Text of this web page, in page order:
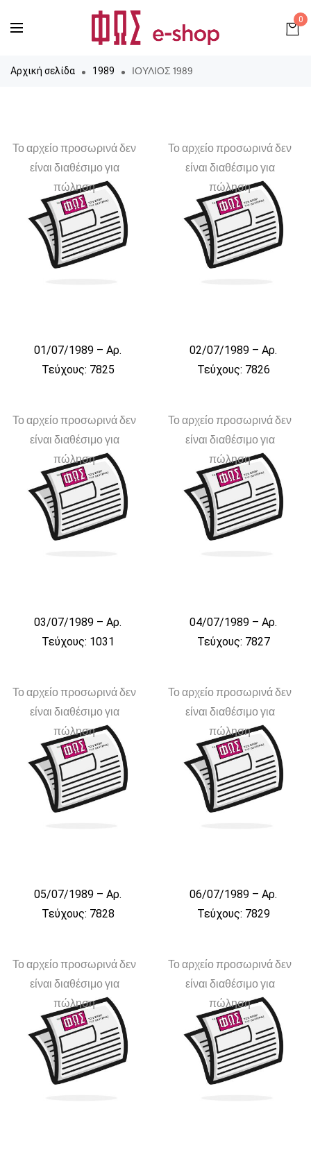
0
Αρχική σελίδα 1989 ΙΟΥΛΙΟΣ 1989
Το αρχείο προσωρινά δεν
είναι διαθέσιμο για
πώληση
01/07/1989 – Αρ.
Τεύχους: 7825
Το αρχείο προσωρινά δεν
είναι διαθέσιμο για
πώληση
02/07/1989 – Αρ.
Τεύχους: 7826
Το αρχείο προσωρινά δεν
είναι διαθέσιμο για
πώληση
03/07/1989 – Αρ.
Τεύχους: 1031
Το αρχείο προσωρινά δεν
είναι διαθέσιμο για
πώληση
04/07/1989 – Αρ.
Τεύχους: 7827
Το αρχείο προσωρινά δεν
είναι διαθέσιμο για
πώληση
05/07/1989 – Αρ.
Τεύχους: 7828
Το αρχείο προσωρινά δεν
είναι διαθέσιμο για
πώληση
06/07/1989 – Αρ.
Τεύχους: 7829
Το αρχείο προσωρινά δεν
είναι διαθέσιμο για
πώληση
Το αρχείο προσωρινά δεν
είναι διαθέσιμο για
πώληση